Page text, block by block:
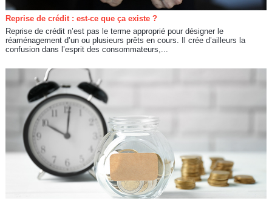
Reprise de crédit : est-ce que ça existe ?
Reprise de crédit n’est pas le terme approprié pour désigner le
réaménagement d’un ou plusieurs prêts en cours. Il crée d’ailleurs la
confusion dans l’esprit des consommateurs,...